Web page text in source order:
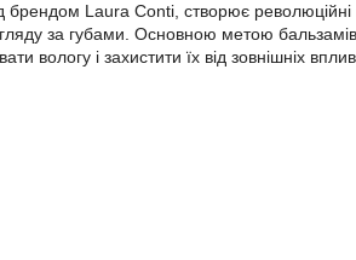
брендом Laura Conti, створює
за губами. Основною метою
вологу і захистити їх від зовнішніх